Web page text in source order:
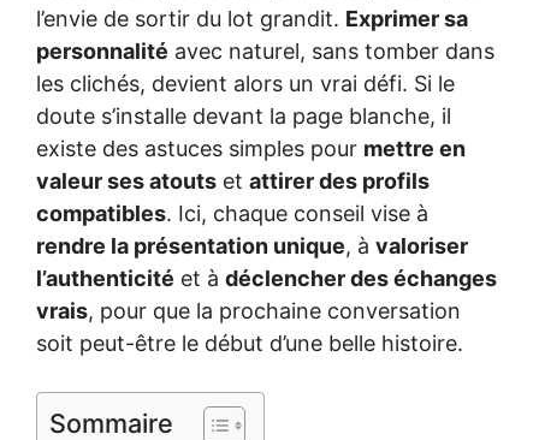
l’envie de sortir du lot grandit. Exprimer sa
personnalité avec naturel, sans tomber dans
les clichés, devient alors un vrai défi. Si le
doute s’installe devant la page blanche, il
existe des astuces simples pour mettre en
valeur ses atouts et attirer des profils
compatibles. Ici, chaque conseil vise à
rendre la présentation unique, à valoriser
l’authenticité et à déclencher des échanges
vrais, pour que la prochaine conversation
soit peut-être le début d’une belle histoire.
Sommaire